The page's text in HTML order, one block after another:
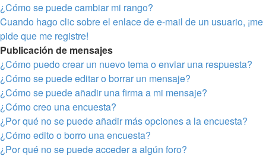
¿Cómo se puede cambiar mi rango?
Cuando hago clic sobre el enlace de e-mail de un usuario, ¡me
pide que me registre!
Publicación de mensajes
¿Cómo puedo crear un nuevo tema o enviar una respuesta?
¿Cómo se puede editar o borrar un mensaje?
¿Cómo se puede añadir una firma a mi mensaje?
¿Cómo creo una encuesta?
¿Por qué no se puede añadir más opciones a la encuesta?
¿Cómo edito o borro una encuesta?
¿Por qué no se puede acceder a algún foro?